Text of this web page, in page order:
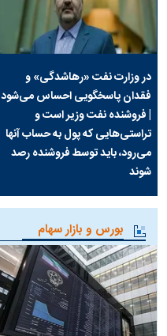
در وزارت نفت «رهاشدگی» و
فقدان پاسخگویی احساس می‌شود
| فروشنده نفت وزیر است و
تراستی‌هایی که پول به حساب آنها
می‌رود، باید توسط فروشنده رصد
شوند
بورس و بازار سهام